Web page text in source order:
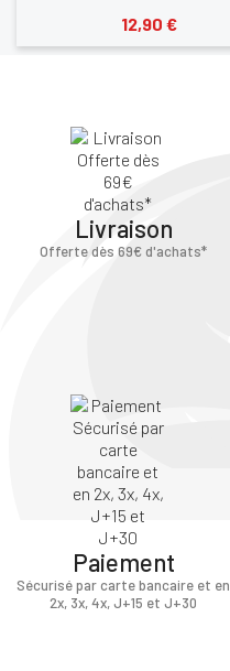
12,90 €
Livraison
Offerte dès 69€ d'achats*
Paiement
Sécurisé par carte bancaire et en
2x, 3x, 4x, J+15 et J+30